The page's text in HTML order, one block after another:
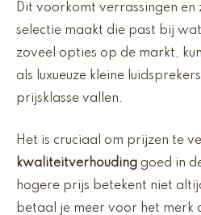
Dit voorkomt verrassingen
selectie maakt die past bij
zoveel opties op de markt,
als luxueuze kleine
prijsklasse vallen.
Het is cruciaal om prijzen te
kwaliteitverhouding goed in
hogere prijs betekent niet
betaal je meer voor het merk